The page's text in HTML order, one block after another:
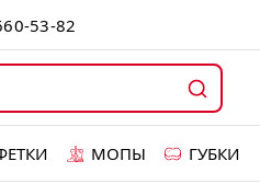
53-82
МОПЫ ГУБКИ